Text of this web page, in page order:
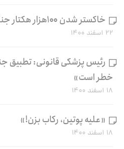
خاکستر شدن ۱۰۰هزار هکتار جنگل و مرتع طی ۵ سال
۲۲ اسفند ۱۴۰۰
رئیس پزشکی قانونی: تطبیق
خطر است»
۱۸ اسفند ۱۴۰۰
«علیه پوتین، رکاب بزن!»
۱۸ اسفند ۱۴۰۰